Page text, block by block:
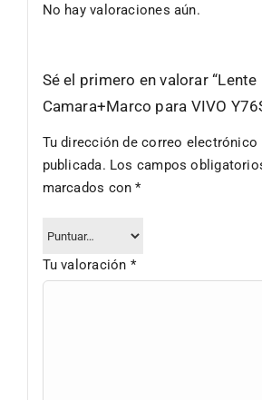
No hay valoraciones aún.
Sé el primero en valorar “Lente
Camara+Marco para VIVO
Tu dirección de correo electrónico
publicada. Los campos
marcados con*
Tu valoración *